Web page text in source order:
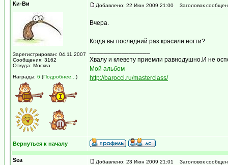
Ки-Ви
Зарегистрирован: 04.11.2007
Сообщения: 3162
Откуда: Москва
Награды: 6 (Подробнее... )
Добавлено: 22 Июн 2009 21:00 Заголовок
Вчера.
Когда вы последний раз красили ногти?
Хвалу и клевету приемли равнодушно.И не
Мой альбом
http://barocci.ru/masterclass/
Вернуться к началу
Sea Добавлено: 23 Июн 2009 21:01 Заголовок